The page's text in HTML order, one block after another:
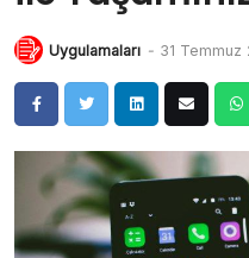
Uygulamaları - 31 Temmuz